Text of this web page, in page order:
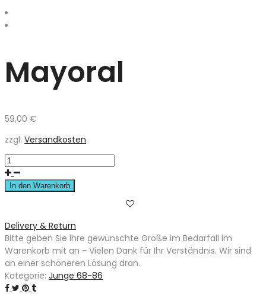
Mayoral
59,00 €
zzgl. Versandkosten
In den Warenkorb
Delivery & Return
Bitte geben Sie ihre gewünschte Größe im Bedarfall im
Warenkorb mit an - Vielen Dank für Ihr Verständnis. Wir sind
an einer schöneren Lösung dran.
Kategorie: Junge 68-86